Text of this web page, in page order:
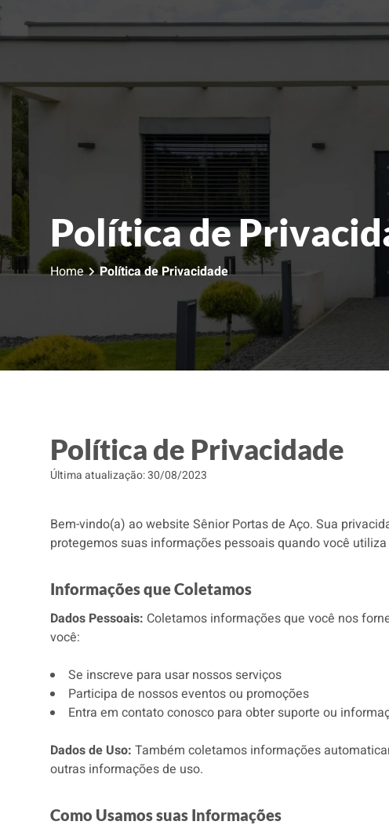
Política de
Home Política de Privacidade
Política de Privacidade
Última atualização:30/08/2023
Bem-vindo(a) ao website Sênior Portas de Aço. Sua
protegemos suas informações pessoais quando você
Informações que Coletamos
Dados Pessoais: Coletamos informações que você nos
você:
Se inscreve para usar nossos serviços
Participa de nossos eventos ou promoções
Entra em contato conosco para obter suporte ou
Dados de Uso: Também coletamos informações
outras informações de uso.
Como Usamos suas Informações